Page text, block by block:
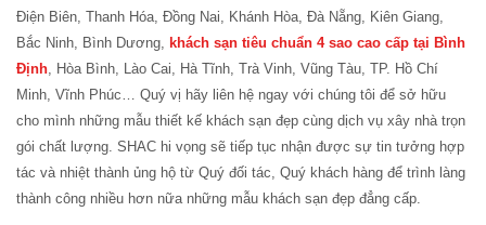
Điện Biên, Thanh Hóa, Đồng Nai, Khánh Hòa, Đà Nẵng, Kiên Giang,
Bắc Ninh, Bình Dương, khách sạn tiêu chuẩn 4 sao cao cấp tại Bình
Định , Hòa Bình, Lào Cai, Hà Tĩnh, Trà Vinh, Vũng Tàu, TP. Hồ Chí
Minh, Vĩnh Phúc… Quý vị hãy liên hệ ngay với chúng tôi để sở hữu
cho mình những mẫu thiết kế khách sạn đẹp cùng dịch vụ xây nhà trọn
gói chất lượng. SHAC hi vọng sẽ tiếp tục nhận được sự tin tưởng hợp
tác và nhiệt thành ủng hộ từ Quý đối tác, Quý khách hàng để trình làng
thành công nhiều hơn nữa những mẫu khách sạn đẹp đẳng cấp.